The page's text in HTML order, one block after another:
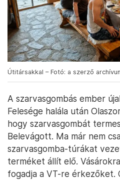
Útitársakkal – Fotó: a szerző
A szarvasgombás ember
Felesége halála után
hogy szarvasgombát
Belevágott. Ma már nem
szarvasgomba-túrákat
terméket állít elő.
fogadja a VT-re érkezőket.